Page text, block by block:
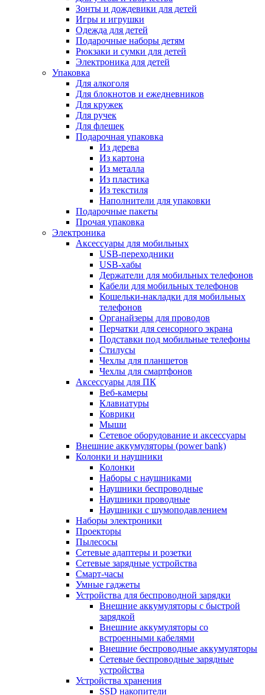
Зонты и дождевики для детей
Игры и игрушки
Одежда для детей
Подарочные наборы детям
Рюкзаки и сумки для детей
Электроника для детей
Упаковка
Для алкоголя
Для блокнотов и ежедневников
Для кружек
Для ручек
Для флешек
Подарочная упаковка
Из дерева
Из картона
Из металла
Из пластика
Из текстиля
Наполнители для упаковки
Подарочные пакеты
Прочая упаковка
Электроника
Аксессуары для мобильных
USB-переходники
USB-хабы
Держатели для мобильных телефонов
Кабели для мобильных телефонов
Кошельки-накладки для мобильных
телефонов
Органайзеры для проводов
Перчатки для сенсорного экрана
Подставки под мобильные телефоны
Стилусы
Чехлы для планшетов
Чехлы для смартфонов
Аксессуары для ПК
Веб-камеры
Клавиатуры
Коврики
Мыши
Сетевое оборудование и аксессуары
Внешние аккумуляторы (power bank)
Колонки и наушники
Колонки
Наборы с наушниками
Наушники беспроводные
Наушники проводные
Наушники с шумоподавлением
Наборы электроники
Проекторы
Пылесосы
Сетевые адаптеры и розетки
Сетевые зарядные устройства
Смарт-часы
Умные гаджеты
Устройства для беспроводной зарядки
Внешние аккумуляторы с быстрой
зарядкой
Внешние аккумуляторы со
встроенными кабелями
Внешние беспроводные аккумуляторы
Сетевые беспроводные зарядные
устройства
Устройства хранения
SSD накопители